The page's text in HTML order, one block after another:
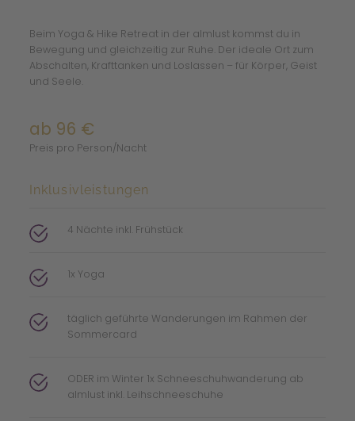
Beim Yoga & Hike Retreat in der almlust kommst du in
Bewegung und gleichzeitig zur Ruhe. Der ideale Ort zum
Abschalten, Krafttanken und Loslassen – für Körper, Geist
und Seele.
ab 96 €
Preis pro Person/Nacht
Inklusivleistungen
4 Nächte inkl. Frühstück
1x Yoga
täglich geführte Wanderungen im Rahmen der
Sommercard
ODER im Winter 1x Schneeschuhwanderung ab
almlust inkl. Leihschneeschuhe